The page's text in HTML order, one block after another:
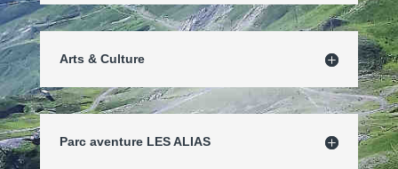
Arts & Culture
Parc aventure LES ALIAS